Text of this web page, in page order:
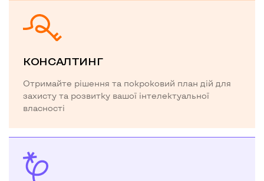
КОНСАЛТИНГ
Отримайте рішення та покроковий план дій для
захисту та розвитку вашої інтелектуальної
власності